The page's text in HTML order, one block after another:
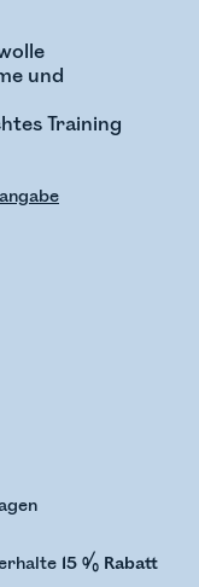
und
Training
15 % Rabatt